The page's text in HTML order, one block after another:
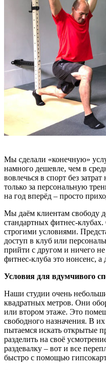
Мы сделали «конечную»
намного дешевле, чем в
вовлечься в спорт без
только за персональную
на год вперёд – просто
Мы даём клиентам свободу
стандартных фитнес-
строгими условиями.
доступ в клуб или
прийти с другом и ничего
фитнес-клуба это нонсенс, а
Условия для вдумчивого
Наши студии очень
квадратных метров. Они
или втором этаже. Это
свободного назначения. В
пытаемся искать открытые
разделить на своё
раздевалку – вот и все
быстро с помощью